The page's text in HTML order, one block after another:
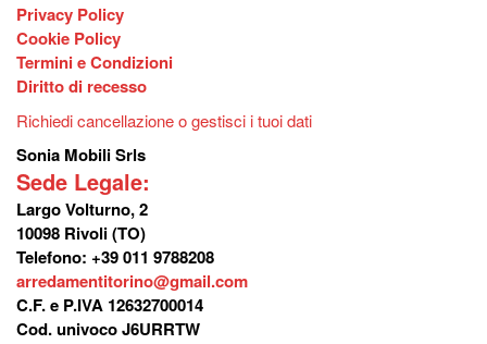
Privacy Policy
Cookie Policy
Termini e Condizioni
Diritto di recesso
Richiedi cancellazione o gestisci i tuoi dati
Sonia Mobili Srls
Sede Legale:
Largo Volturno, 2
10098 Rivoli (TO)
Telefono: +39 011 9788208
arredamentitorino@gmail.com
C.F. e P.IVA 12632700014
Cod. univoco J6URRTW